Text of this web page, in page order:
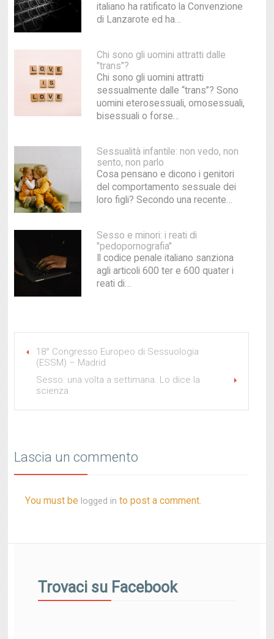
italiano ha ratificato la Convenzione
di Lanzarote ed ha…
Chi sono gli uomini attratti dalle
"trans"?
Chi sono gli uomini attratti
sessualmente dalle “trans”? Sono
uomini eterosessuali, omosessuali,
bisessuali o forse…
Sessualità infantile: non vedo, non
sento, non parlo
Cosa pensano e dicono i genitori
del comportamento sessuale dei
loro figli? Secondo una recente…
Sesso e minori: i reati di
"pedopornografia"
Il codice penale italiano sanziona
agli articoli 600 ter e 600 quater i
reati di…
18° Congresso Europeo di Sessuologia
(ESSM) – Madrid
Sesso: una volta a settimana. Lo dice la
scienza
Lascia un commento
You must be logged in to post a comment.
Trovaci su Facebook